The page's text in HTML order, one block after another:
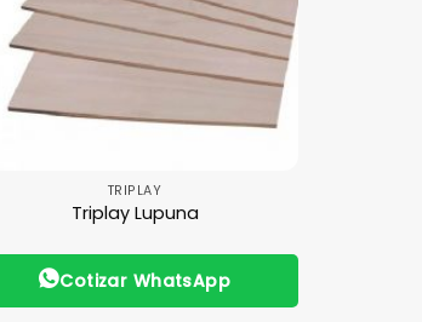
TRIPLAY
Triplay Lupuna
Cotizar WhatsApp